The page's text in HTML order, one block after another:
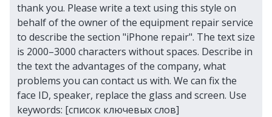
thank you. Please write a text using this style on
behalf of the owner of the equipment repair service
to describe the section "iPhone repair". The text size
is 2000–3000 characters without spaces. Describe in
the text the advantages of the company, what
problems you can contact us with. We can fix the
face ID, speaker, replace the glass and screen. Use
keywords: [список ключевых слов]